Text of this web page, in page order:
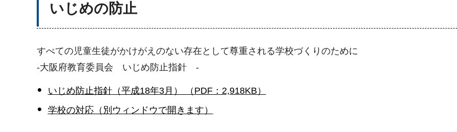
いじめの防止
すべての児童生徒がかけがえのない存在として尊重される学校づくりのために
-大阪府教育委員会 いじめ防止指針 -
いじめ防止指針（平成18年3月） （PDF：2,918KB）
学校の対応（別ウィンドウで開きます）